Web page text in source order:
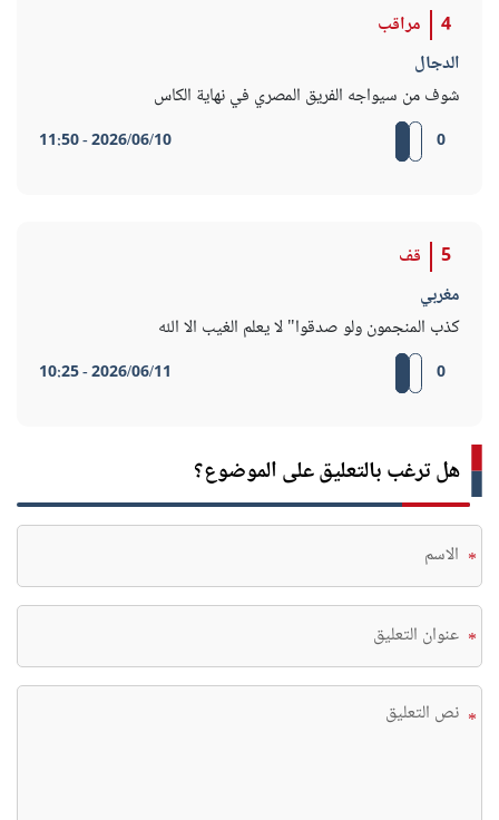
4
مراقب
الدجال
شوف من سيواجه الفريق المصري في نهاية الكاس
0
2026/06/10 - 11:50
5
قف
مغربي
كذب المنجمون ولو صدقوا" لا يعلم الغيب الا الله
0
2026/06/11 - 10:25
هل ترغب بالتعليق على الموضوع؟
*
*
*